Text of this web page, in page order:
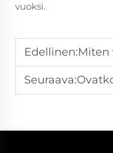
vuoksi.
Edellinen:Miten
Seuraava:Ovatko